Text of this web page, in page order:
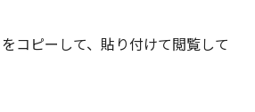
コピーして、貼り付けて閲覧して